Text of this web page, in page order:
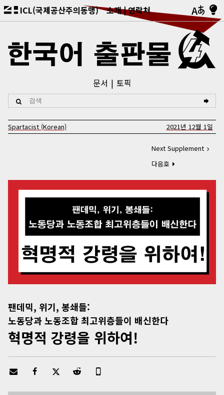
ICL(국제공산주의동맹) 소개 연락처
문서 토픽
Spartacist (Korean) 2021년 12월 1일
Next Supplement
다음호
팬데믹, 위기, 봉쇄들:
노동당과 노동조합 최고위층들이 배신한다
혁명적 강령을 위하여!